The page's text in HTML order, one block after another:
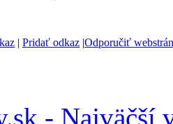
| Pridať odkaz |Odporučiť
- Najväčší